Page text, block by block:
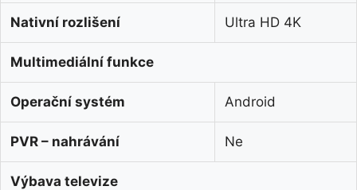
Nativní rozlišení Ultra HD 4K
Multimediální funkce
Operační systém Android
PVR – nahrávání Ne
Výbava televize